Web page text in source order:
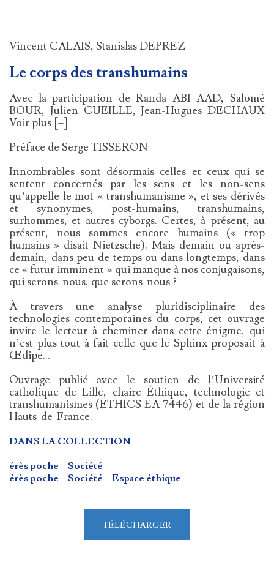
Vincent CALAIS, Stanislas DEPREZ
Le corps des transhumains
Avec la participation de Randa ABI AAD, Salomé
BOUR, Julien CUEILLE, Jean-Hugues DECHAUX
Voir plus [+]
Préface de Serge TISSERON
Innombrables sont désormais celles et ceux qui se
sentent concernés par les sens et les non-sens
qu’appelle le mot « transhumanisme », et ses dérivés
et synonymes, post-humains, transhumains,
surhommes, et autres cyborgs. Certes, à présent, au
présent, nous sommes encore humains (« trop
humains » disait Nietzsche). Mais demain ou après-
demain, dans peu de temps ou dans longtemps, dans
ce « futur imminent » qui manque à nos conjugaisons,
qui serons-nous, que serons-nous ?
À travers une analyse pluridisciplinaire des
technologies contemporaines du corps, cet ouvrage
invite le lecteur à cheminer dans cette énigme, qui
n’est plus tout à fait celle que le Sphinx proposait à
Œdipe…
Ouvrage publié avec le soutien de l’Université
catholique de Lille, chaire Éthique, technologie et
transhumanismes (ETHICS EA 7446) et de la région
Hauts-de-France.
DANS LA COLLECTION
érès poche – Société
érès poche – Société – Espace éthique
TÉLÉCHARGER